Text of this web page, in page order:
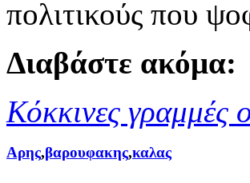
πολιτικούς που
Διαβάστε ακόμα:
Κόκκινες γραμμές
Αρης,βαρουφακης,καλας